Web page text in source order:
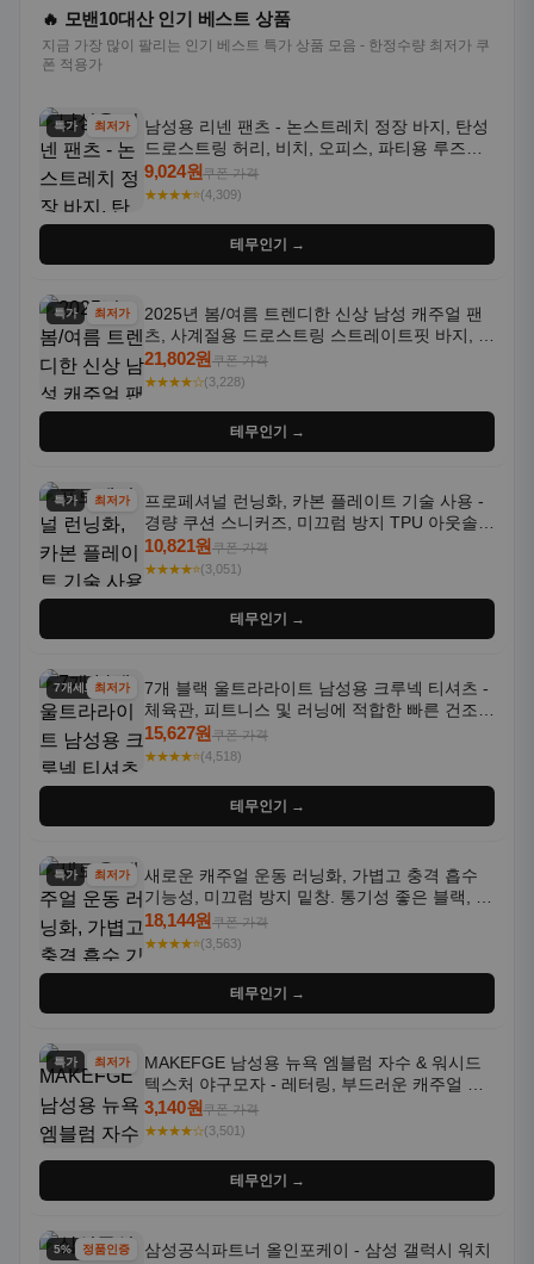
🔥 모밴10대산 인기 베스트 상품
지금 가장 많이 팔리는 인기 베스트 특가 상품 모음 - 한정수량 최저가 쿠
폰 적용가
특가 최저가
남성용 리넨 팬츠 - 논스트레치 정장 바지, 탄성
드로스트링 허리, 비치, 오피스, 파티용 루즈핏
트라우저 - 세탁기 사용 가능한 캐주얼 정장 의
상
9,024원쿠폰 가격
★★★★⭐(4,309)
테무인기 →
특가 최저가
2025년 봄/여름 트렌디한 신상 남성 캐주얼 팬
츠, 사계절용 드로스트링 스트레이트핏 바지, 한
국 스타일, 활용도 높은 아웃도어 및 정장용, 발
목 바지
21,802원쿠폰 가격
★★★★☆(3,228)
테무인기 →
특가 최저가
프로페셔널 런닝화, 카본 플레이트 기술 사용 -
경량 쿠션 스니커즈, 미끄럼 방지 TPU 아웃솔,
통기성 화이트-퍼플 그라데이션, 헬스, 트레이
닝 - 남성용, 여성용, 모든 계절에 적합
10,821원쿠폰 가격
★★★★⭐(3,051)
테무인기 →
7개세트최저가
7개 블랙 울트라라이트 남성용 크루넥 티셔츠 -
체육관, 피트니스 및 러닝에 적합한 빠른 건조,
통기성 좋은 수분 흡수 반팔 운동복
15,627원쿠폰 가격
★★★★⭐(4,518)
테무인기 →
특가 최저가
새로운 캐주얼 운동 러닝화, 가볍고 충격 흡수
기능성, 미끄럼 방지 밑창. 통기성 좋은 블랙, 화
이트, 퍼플 그라데이션 색상
18,144원쿠폰 가격
★★★★⭐(3,563)
테무인기 →
특가 최저가
MAKEFGE 남성용 뉴욕 엠블럼 자수 & 워시드
텍스처 야구모자 - 레터링, 부드러운 캐주얼 모
자, NYC 스타일
3,140원쿠폰 가격
★★★★☆(3,501)
테무인기 →
5% 할인정품인증
삼성공식파트너 올인포케이 - 삼성 갤럭시 워치